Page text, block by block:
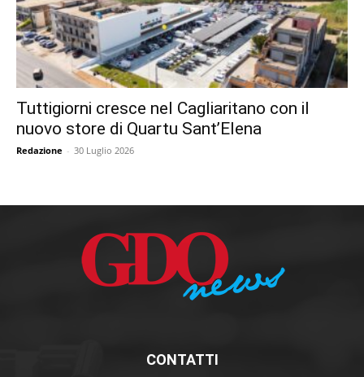
Tuttigiorni cresce nel Cagliaritano con il
nuovo store di Quartu Sant’Elena
Redazione - 30 Luglio 2026
CONTATTI